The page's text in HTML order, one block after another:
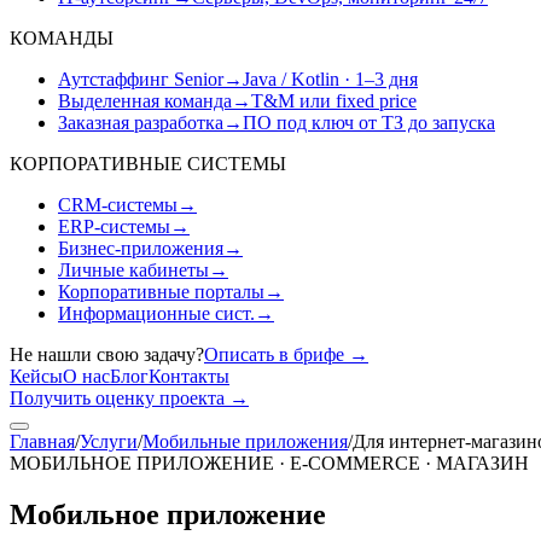
КОМАНДЫ
Аутстаффинг Senior→Java / Kotlin · 1–3 дня
Выделенная команда →T&M или fixed price
Заказная разработка →ПО под ключ от ТЗ до запуска
КОРПОРАТИВНЫЕ СИСТЕМЫ
CRM-системы→
ERP-системы→
Бизнес-приложения→
Личные кабинеты→
Корпоративные порталы→
Информационные сист. →
Не нашли свою задачу?Описать в брифе →
КейсыО насБлогКонтакты
Получить оценку проекта →
Главная/Услуги/Мобильные приложения/Для интернет-
МОБИЛЬНОЕ ПРИЛОЖЕНИЕ · E-COMMERCE · МАГАЗИН
Мобильное приложение